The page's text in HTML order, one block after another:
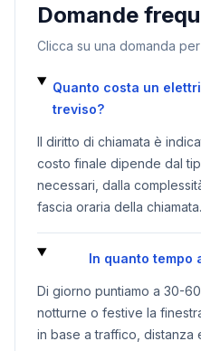
Domande
Clicca su una domanda
Quanto costa un
treviso?
Il diritto di chiamata è
costo finale dipende dal
necessari, dalla
fascia oraria della chiamata.
In quanto tempo
Di giorno puntiamo a 30-
notturne o festive la
in base a traffico, distanza